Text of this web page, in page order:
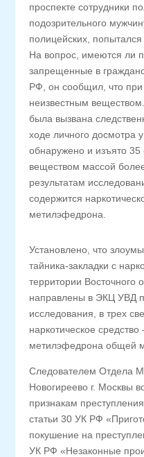
проспекте сотрудники
подозрительного
полицейских,
На вопрос, имеются ли
запрещенные в
РФ, он сообщил, что при
неизвестным
была вызвана
ходе личного досмотра
обнаружено и изъято 35
веществом массой
результатам
содержится
метилэфедрона.
Установлено, что
тайника-закладки с
территории Восточного
направлены в ЭКЦ УВД
исследования, в трех
наркотическое
метилэфедрона общей
Следователем Отдела
Новогиреево г. Москвы
признакам
статьи 30 УК РФ
покушение на
УК РФ «Незаконные